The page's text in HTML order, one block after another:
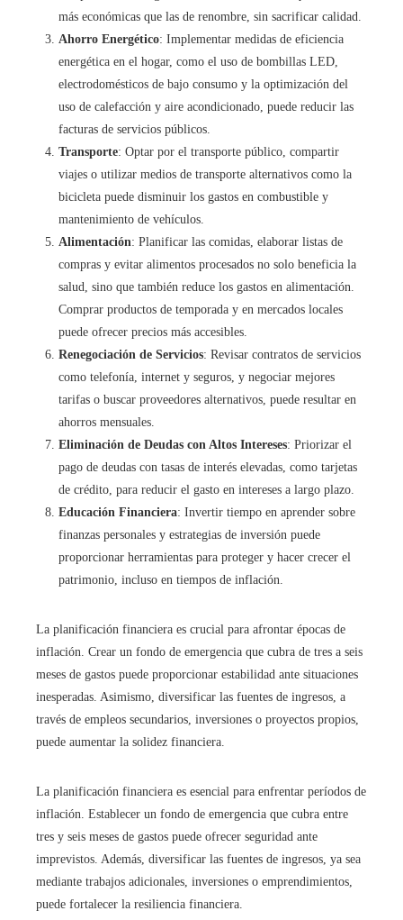
más económicas que las de renombre, sin sacrificar calidad.
Ahorro Energético: Implementar medidas de eficiencia
energética en el hogar, como el uso de bombillas LED,
electrodomésticos de bajo consumo y la optimización del
uso de calefacción y aire acondicionado, puede reducir las
facturas de servicios públicos.
Transporte: Optar por el transporte público, compartir
viajes o utilizar medios de transporte alternativos como la
bicicleta puede disminuir los gastos en combustible y
mantenimiento de vehículos.
Alimentación: Planificar las comidas, elaborar listas de
compras y evitar alimentos procesados no solo beneficia la
salud, sino que también reduce los gastos en alimentación.
Comprar productos de temporada y en mercados locales
puede ofrecer precios más accesibles.
Renegociación de Servicios: Revisar contratos de servicios
como telefonía, internet y seguros, y negociar mejores
tarifas o buscar proveedores alternativos, puede resultar en
ahorros mensuales.
Eliminación de Deudas con Altos Intereses: Priorizar el
pago de deudas con tasas de interés elevadas, como tarjetas
de crédito, para reducir el gasto en intereses a largo plazo.
Educación Financiera: Invertir tiempo en aprender sobre
finanzas personales y estrategias de inversión puede
proporcionar herramientas para proteger y hacer crecer el
patrimonio, incluso en tiempos de inflación.
La planificación financiera es crucial para afrontar épocas de
inflación. Crear un fondo de emergencia que cubra de tres a seis
meses de gastos puede proporcionar estabilidad ante situaciones
inesperadas. Asimismo, diversificar las fuentes de ingresos, a
través de empleos secundarios, inversiones o proyectos propios,
puede aumentar la solidez financiera.
La planificación financiera es esencial para enfrentar períodos de
inflación. Establecer un fondo de emergencia que cubra entre
tres y seis meses de gastos puede ofrecer seguridad ante
imprevistos. Además, diversificar las fuentes de ingresos, ya sea
mediante trabajos adicionales, inversiones o emprendimientos,
puede fortalecer la resiliencia financiera.